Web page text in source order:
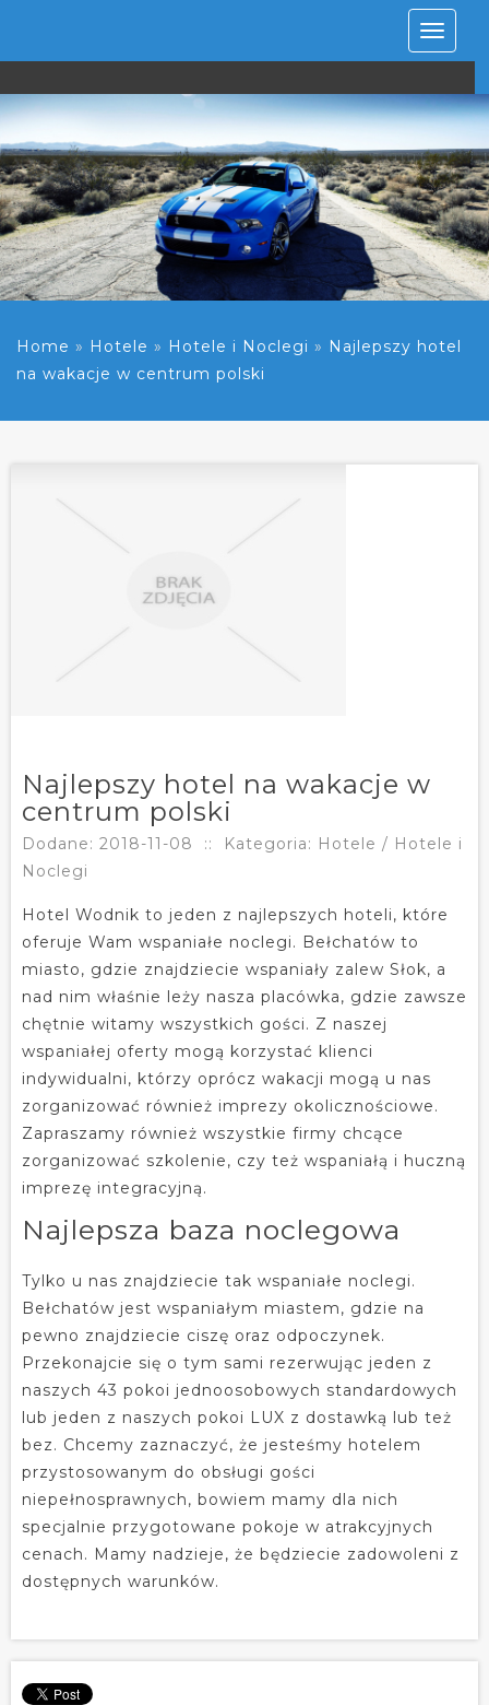
Rozwiń
Home » Hotele » Hotele i Noclegi » Najlepszy hotel
na wakacje w centrum polski
Najlepszy hotel na wakacje w
centrum polski
Dodane: 2018-11-08 ::
Kategoria: Hotele / Hotele i
Noclegi
Hotel Wodnik to jeden z najlepszych hoteli, które
oferuje Wam wspaniałe noclegi. Bełchatów to
miasto, gdzie znajdziecie wspaniały zalew Słok, a
nad nim właśnie leży nasza placówka, gdzie zawsze
chętnie witamy wszystkich gości. Z naszej
wspaniałej oferty mogą korzystać klienci
indywidualni, którzy oprócz wakacji mogą u nas
zorganizować również imprezy okolicznościowe.
Zapraszamy również wszystkie firmy chcące
zorganizować szkolenie, czy też wspaniałą i huczną
imprezę integracyjną.
Najlepsza baza noclegowa
Tylko u nas znajdziecie tak wspaniałe noclegi.
Bełchatów jest wspaniałym miastem, gdzie na
pewno znajdziecie ciszę oraz odpoczynek.
Przekonajcie się o tym sami rezerwując jeden z
naszych 43 pokoi jednoosobowych standardowych
lub jeden z naszych pokoi LUX z dostawką lub też
bez. Chcemy zaznaczyć, że jesteśmy hotelem
przystosowanym do obsługi gości
niepełnosprawnych, bowiem mamy dla nich
specjalnie przygotowane pokoje w atrakcyjnych
cenach. Mamy nadzieje, że będziecie zadowoleni z
dostępnych warunków.